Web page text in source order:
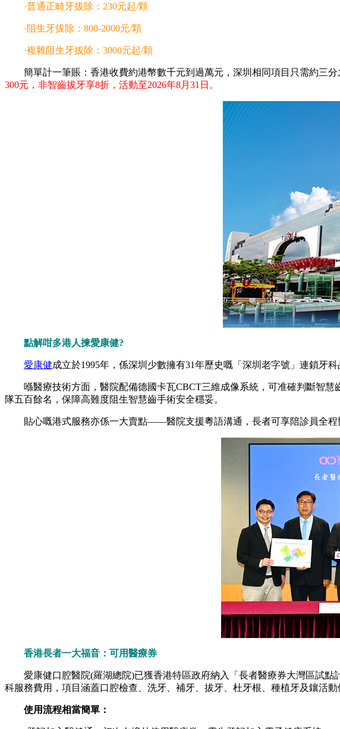
·普通正畸牙拔除：230元起/顆
·阻生牙拔除：800-2000元/顆
·複雜阻生牙拔除：3000元起/顆
簡單計一筆賬：香港收費約港幣數千元到過萬元，深圳相同項目只需約三分
300元，非智齒拔牙享8折，活動至2026年8月31日。
點解咁多港人揀愛康健?
愛康健成立於1995年，係深圳少數擁有31年歷史嘅「深圳老字號」連鎖牙
喺醫療技術方面，醫院配備德國卡瓦CBCT三維成像系統，可准確判斷智慧
隊五百餘名，保障高難度阻生智慧齒手術安全穩妥。
貼心嘅港式服務亦係一大賣點——醫院支援粵語溝通，長者可享陪診員全程
香港長者一大福音：可用醫療券
愛康健口腔醫院(羅湖總院)已獲香港特區政府納入「長者醫療券大灣區試點
科服務費用，項目涵蓋口腔檢查、洗牙、補牙、拔牙、杜牙根、種植牙及鑲活動
使用流程相當簡單：